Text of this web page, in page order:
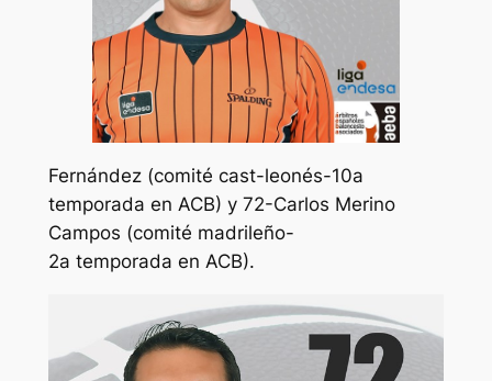
Fernández (comité cast-leonés-10a
temporada en ACB) y 72-Carlos Merino
Campos (comité madrileño-
2a temporada en ACB).